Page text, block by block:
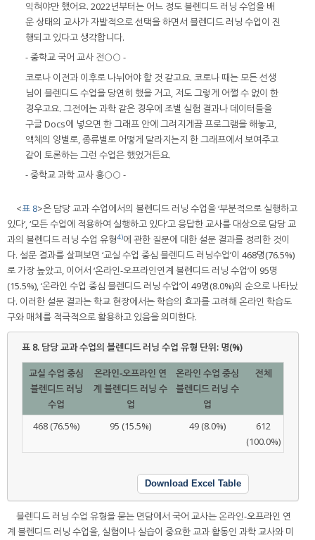
익혀야만 했어요. 2022년부터는 어느 정도 블렌디드 러닝 수업을 배
운 상태의 교사가 자발적으로 선택을 하면서 블렌디드 러닝 수업이 진
행되고 있다고 생각합니다.
- 중학교 국어 교사 전○○ -
코로나 이전과 이후로 나뉘어야 할 것 같고요. 코로나 때는 모든 선생
님이 블렌디드 수업을 당연히 했을 거고, 저도 그렇게 어쩔 수 없이 한
경우고요. 그전에는 과학 같은 경우에 조별 실험 결과나 데이터들을
구글 Docs에 넣으면 한 그래프 안에 그려지게끔 프로그램을 해놓고,
액체의 양별로, 종류별로 어떻게 달라지는지 한 그래프에서 보여주고
같이 토론하는 그런 수업은 했었거든요.
- 중학교 과학 교사 홍○○ -
<표 8>은 담당 교과 수업에서의 블렌디드 러닝 수업을 ‘부분적으로 실행하고
있다’, ‘모든 수업에 적용하여 실행하고 있다’고 응답한 교사를 대상으로 담당 교
과의 블렌디드 러닝 수업 유형4)에 관한 질문에 대한 설문 결과를 정리한 것이
다. 설문 결과를 살펴보면 ‘교실 수업 중심 블렌디드 러닝수업’이 468명(76.5%)
로 가장 높았고, 이어서 ‘온라인-오프라인연계 블렌디드 러닝 수업’이 95명
(15.5%), ‘온라인 수업 중심 블렌디드 러닝 수업’이 49명(8.0%)의 순으로 나타났
다. 이러한 설문 결과는 학교 현장에서는 학습의 효과를 고려해 온라인 학습도
구와 매체를 적극적으로 활용하고 있음을 의미한다.
표 8. 담당 교과 수업의 블렌디드 러닝 수업 유형 단위: 명(%)
교실 수업 중심
블렌디드 러닝
수업
온라인-오프라인 연
계 블렌디드 러닝 수
업
온라인 수업 중심
블렌디드 러닝 수
업
전체
468 (76.5%) 95 (15.5%) 49 (8.0%)
612
(100.0%)
Download Excel Table
블렌디드 러닝 수업 유형을 묻는 면담에서 국어 교사는 온라인-오프라인 연
계 블렌디드 러닝 수업을, 실험이나 실습이 중요한 교과 활동인 과학 교사와 미